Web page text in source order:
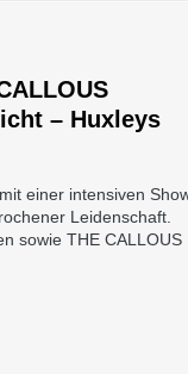
– Huxleys
einer intensiven
Leidenschaft.
sowie THE CALLOUS